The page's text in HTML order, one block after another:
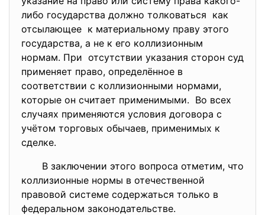
либо государства должно толковаться как
отсылающее к материальному праву этого
государства, а не к его коллизионным
нормам. При отсутствии указания сторон суд
применяет право, определённое в
соответствии с коллизионными нормами,
которые он считает применимыми. Во всех
случаях применяются условия договора с
учётом торговых обычаев, применимых к
сделке.
В заключении этого вопроса отметим, что
коллизионные нормы в отечественной
правовой системе содержаться только в
федеральном законодательстве.